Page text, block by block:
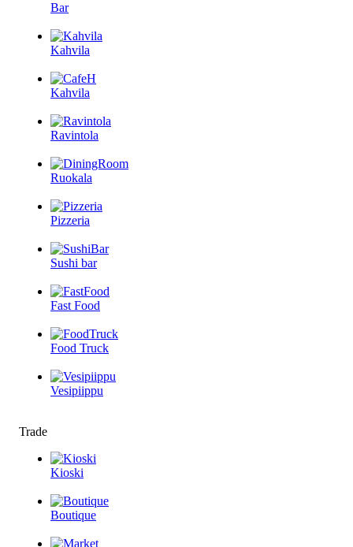
Bar
Kahvila
Kahvila
Ravintola
Ruokala
Pizzeria
Sushi bar
Fast Food
Food Truck
Vesipiippu
Trade
Kioski
Boutique